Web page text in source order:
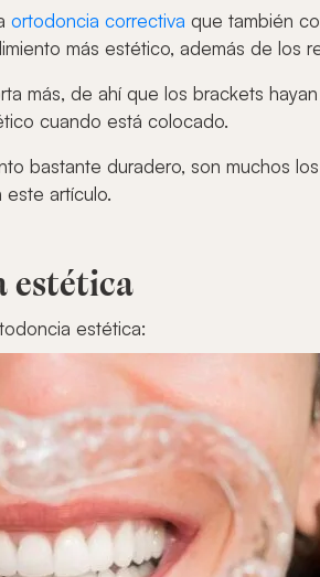
ortodoncia correctiva que también
más estético, además de los
más, de ahí que los brackets
cuando está colocado.
bastante duradero, son muchos
artículo.
estética
estética: